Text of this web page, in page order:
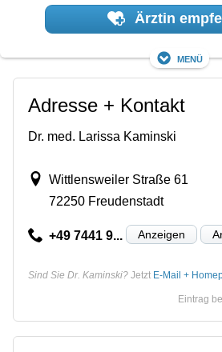
Ärztin
Menü
Adresse + Kontakt
Dr. med. Larissa Kaminski
Wittlensweiler Straße 61
72250 Freudenstadt
+49 7441 9... Anzeigen
Sind Sie Dr. Kaminski? Jetzt E-Mail +
Eintrag